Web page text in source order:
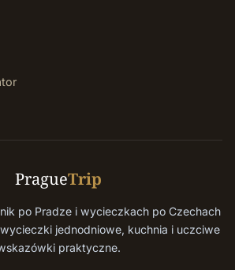
PragueTrip
po Pradze i wycieczkach po Czechach
jednodniowe, kuchnia i uczciwe
praktyczne.